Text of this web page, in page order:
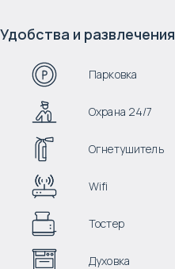
Удобства и развлечения
Парковка
Охрана 24/7
Огнетушитель
Wifi
Тостер
Духовка